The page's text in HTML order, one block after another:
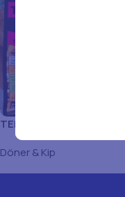
TENDERS ULAS TEMPURA
800GR
Döner & Kip